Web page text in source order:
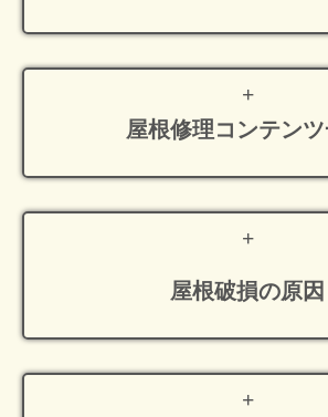
屋根修理コンテン
屋根破損の原因